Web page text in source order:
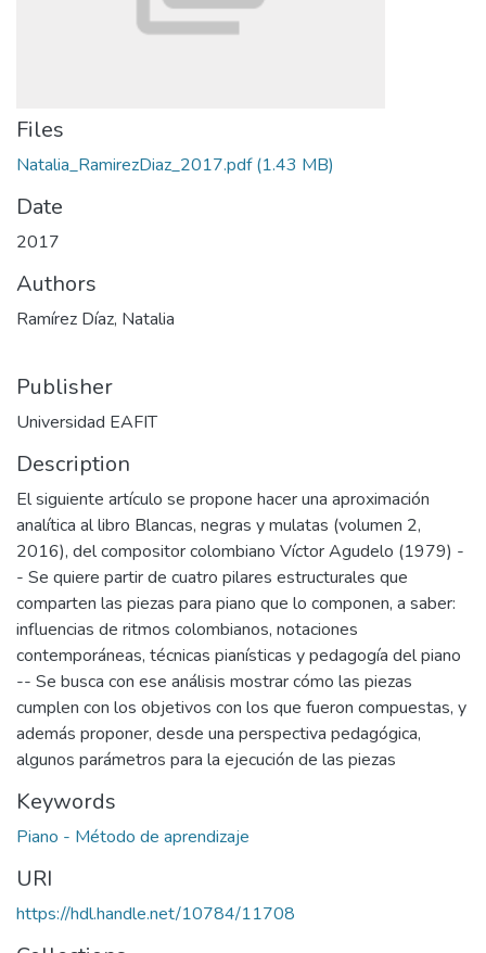
Files
Natalia_RamirezDiaz_2017.pdf(1.43 MB)
Date
2017
Authors
Ramírez Díaz, Natalia
Publisher
Universidad EAFIT
Description
El siguiente artículo se propone hacer una aproximación
analítica al libro Blancas, negras y mulatas (volumen 2,
2016), del compositor colombiano Víctor Agudelo (1979) -
- Se quiere partir de cuatro pilares estructurales que
comparten las piezas para piano que lo componen, a saber:
influencias de ritmos colombianos, notaciones
contemporáneas, técnicas pianísticas y pedagogía del piano
-- Se busca con ese análisis mostrar cómo las piezas
cumplen con los objetivos con los que fueron compuestas, y
además proponer, desde una perspectiva pedagógica,
algunos parámetros para la ejecución de las piezas
Keywords
Piano - Método de aprendizaje
URI
https://hdl.handle.net/10784/11708